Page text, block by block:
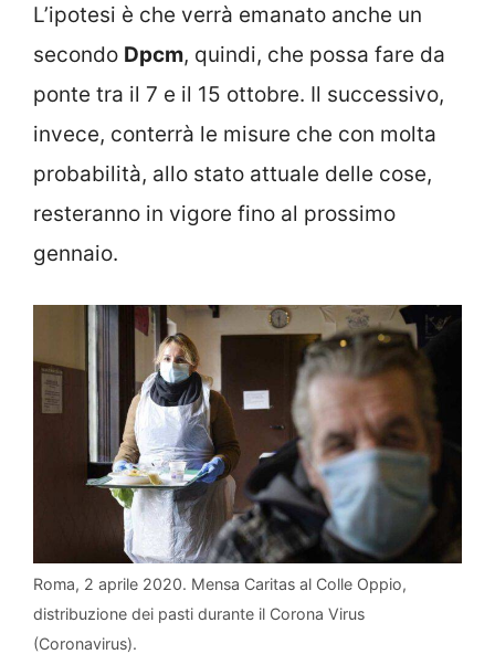
L’ipotesi è che verrà emanato anche un
secondo Dpcm, quindi, che possa fare da
ponte tra il 7 e il 15 ottobre. Il successivo,
invece, conterrà le misure che con molta
probabilità, allo stato attuale delle cose,
resteranno in vigore fino al prossimo
gennaio.
Roma, 2 aprile 2020. Mensa Caritas al Colle Oppio,
distribuzione dei pasti durante il Corona Virus
(Coronavirus).